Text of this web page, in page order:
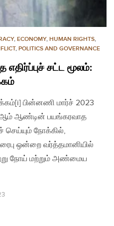
, ECONOMY, HUMAN RIGHTS,
, POLITICS AND GOVERNANCE
சட்ட மூலம்:
பின்னணி மார்ச் 2023
ஆண்டின் பயங்கரவாத
செய்யும் நோக்கில்,
ஒன்றை வர்த்தமானியில்
நோய் மற்றும் அண்மைய